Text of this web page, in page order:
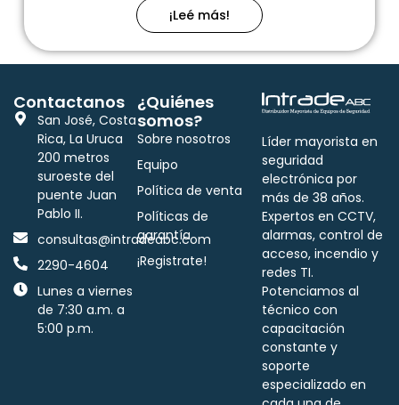
¡Leé más!
Líder mayorista en
seguridad
electrónica por
más de 38 años.
Expertos en CCTV,
alarmas, control de
acceso, incendio y
redes TI.
Potenciamos al
técnico con
capacitación
constante y
soporte
especializado en
¿Quiénes
somos?
Sobre nosotros
Equipo
Política de venta
Políticas de
garantía
¡Registrate!
Contactanos
San José, Costa
Rica, La Uruca
200 metros
suroeste del
puente Juan
Pablo II.
consultas@intradeabc.com
2290-4604
Lunes a viernes
de 7:30 a.m. a
5:00 p.m.